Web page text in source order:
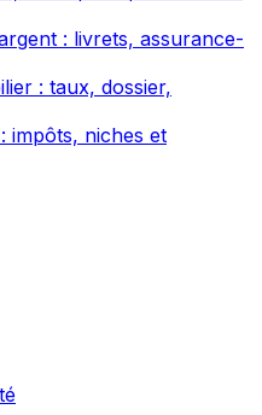
: livrets, assurance-
: taux, dossier,
impôts, niches et